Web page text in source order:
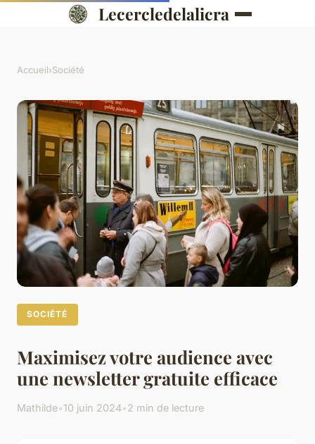
Lecercledelalicra
Accueil›Société
SOCIÉTÉ
Maximisez votre audience avec
une newsletter gratuite efficace
Mathilde•10 juin 2024•2 min de lecture